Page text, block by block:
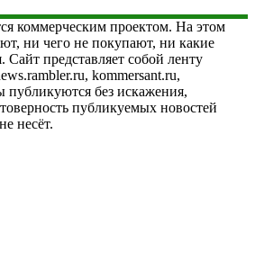
коммерческим проектом. На этом
ни чего не покупают, ни какие
Сайт представляет собой ленту
kommersant.ru,
публикуются без искажения,
публикуемых новостей
несёт.